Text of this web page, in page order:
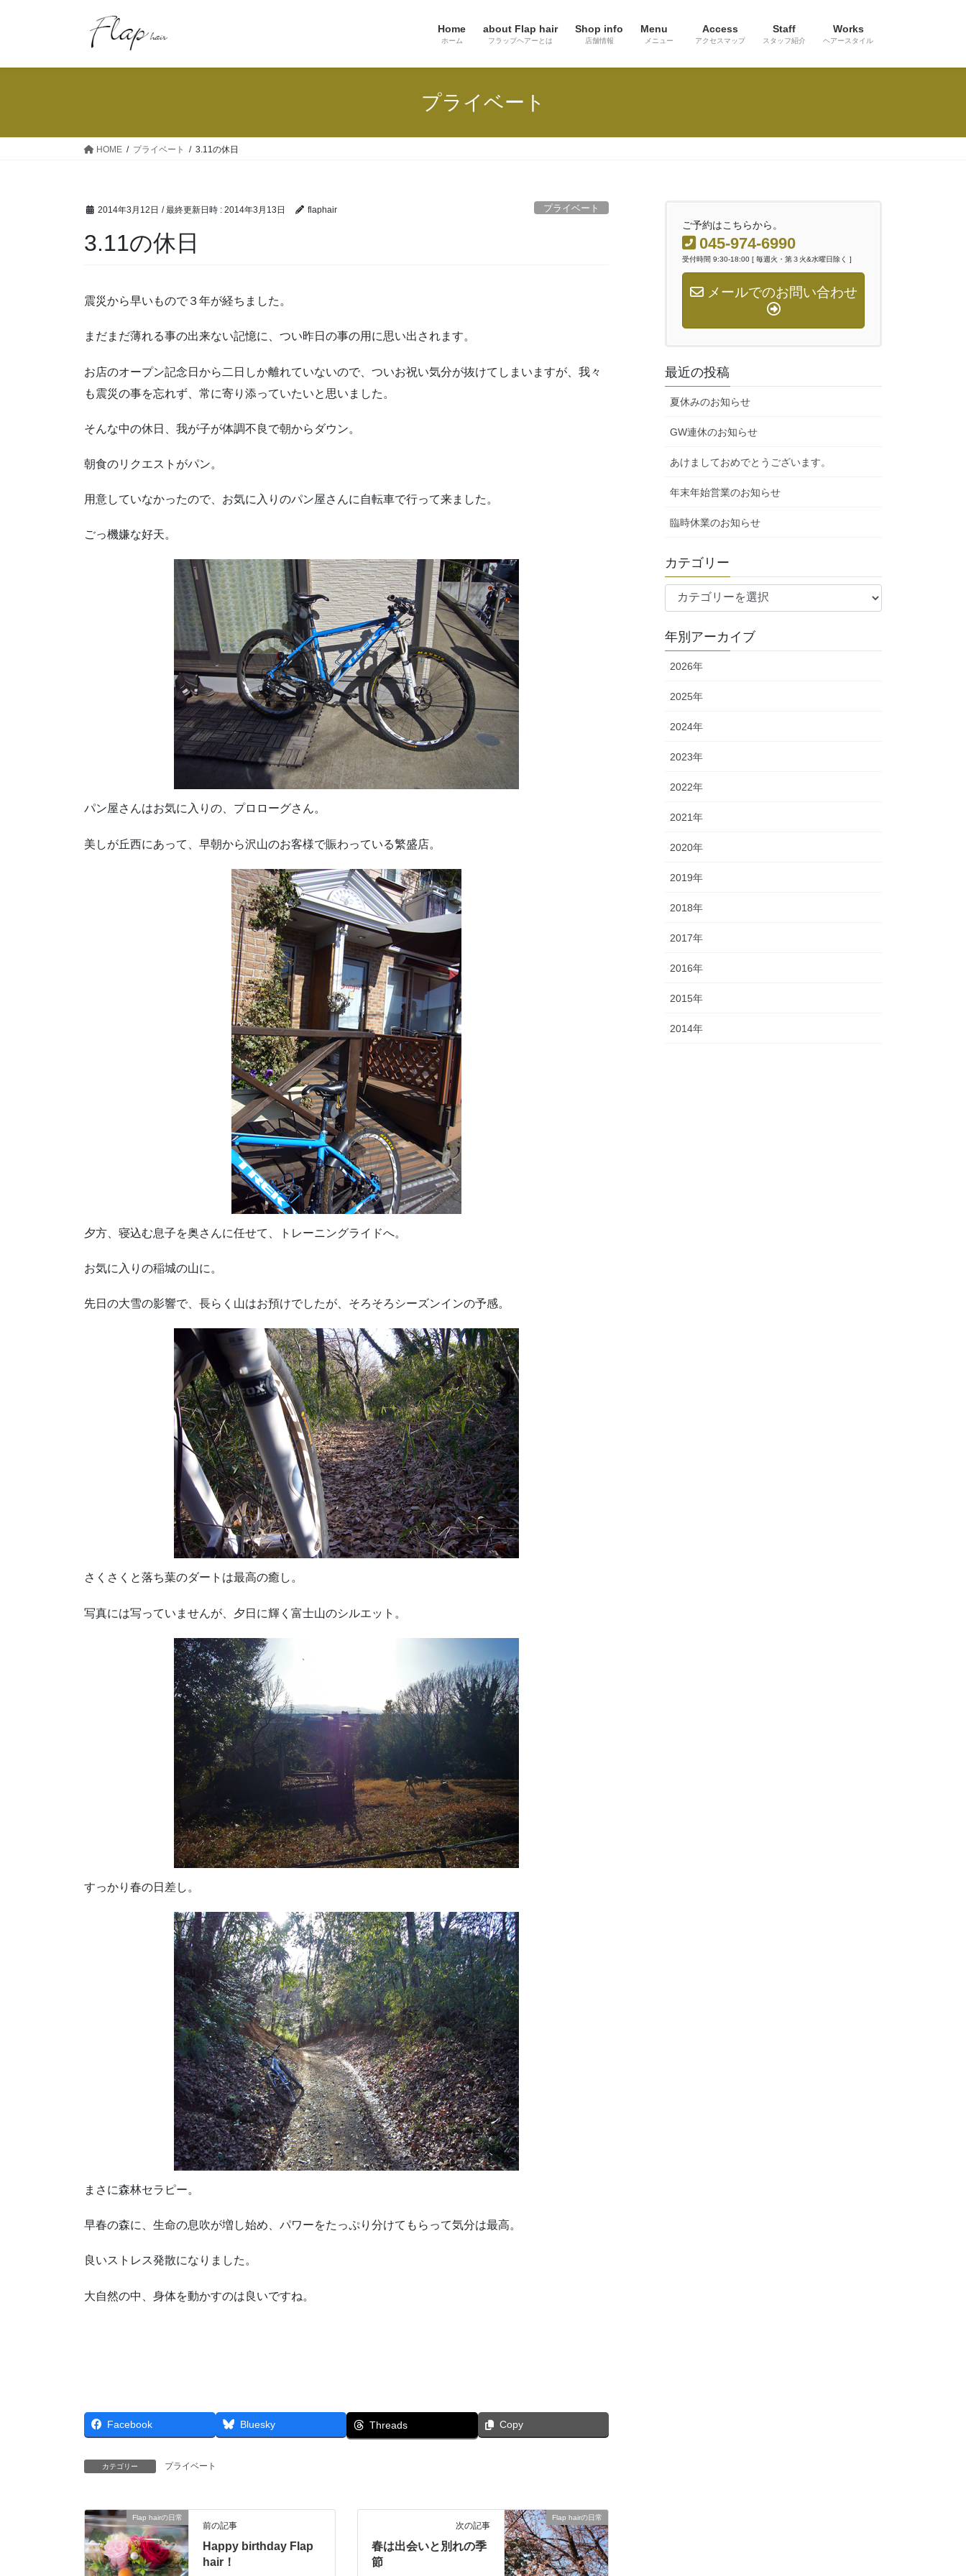
Home
ホーム
about Flap hair
フラップヘアーとは
Shop info
店舗情報
Menu
メニュー
Access
アクセスマップ
Staff
スタッフ紹介
Works
ヘアースタイル
プライベート
HOME プライベート 3.11の休日
2014年3月12日 / 最終更新日時 : 2014年3月13日 flaphair プライベート
3.11の休日
震災から早いもので３年が経ちました。
まだまだ薄れる事の出来ない記憶に、つい昨日の事の用に思い出されます。
お店のオープン記念日から二日しか離れていないので、ついお祝い気分が抜けてしまいますが、我々
も震災の事を忘れず、常に寄り添っていたいと思いました。
そんな中の休日、我が子が体調不良で朝からダウン。
朝食のリクエストがパン。
用意していなかったので、お気に入りのパン屋さんに自転車で行って来ました。
ごっ機嫌な好天。
パン屋さんはお気に入りの、プロローグさん。
美しが丘西にあって、早朝から沢山のお客様で賑わっている繁盛店。
夕方、寝込む息子を奥さんに任せて、トレーニングライドへ。
お気に入りの稲城の山に。
先日の大雪の影響で、長らく山はお預けでしたが、そろそろシーズンインの予感。
さくさくと落ち葉のダートは最高の癒し。
写真には写っていませんが、夕日に輝く富士山のシルエット。
すっかり春の日差し。
まさに森林セラピー。
早春の森に、生命の息吹が増し始め、パワーをたっぷり分けてもらって気分は最高。
良いストレス発散になりました。
大自然の中、身体を動かすのは良いですね。
Facebook Bluesky Threads Copy
カテゴリー プライベート
Flap hairの日常
前の記事
Happy birthday Flap
hair！
Flap hairの日常
次の記事
春は出会いと別れの季
節
ご予約はこちらから。
045-974-6990
受付時間 9:30-18:00 [ 毎週火・第３火&水曜日除く ]
メールでのお問い合わせ
最近の投稿
夏休みのお知らせ
GW連休のお知らせ
あけましておめでとうございます。
年末年始営業のお知らせ
臨時休業のお知らせ
カテゴリー
テ
リ
ー
年別アーカイブ
2026年
2025年
2024年
2023年
2022年
2021年
2020年
2019年
2018年
2017年
2016年
2015年
2014年